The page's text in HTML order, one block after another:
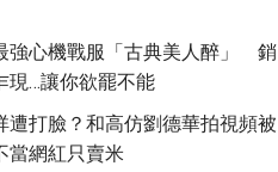
強心機戰服「古典美人醉」 銷
現…讓你欲罷不能
遭打臉？和高仿劉德華拍視頻被
當網紅只賣米